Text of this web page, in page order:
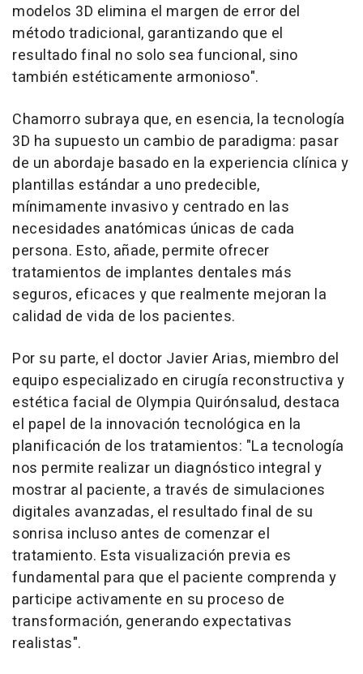
modelos 3D elimina el margen de error del
método tradicional, garantizando que el
resultado final no solo sea funcional, sino
también estéticamente armonioso".
Chamorro subraya que, en esencia, la tecnología
3D ha supuesto un cambio de paradigma: pasar
de un abordaje basado en la experiencia clínica y
plantillas estándar a uno predecible,
mínimamente invasivo y centrado en las
necesidades anatómicas únicas de cada
persona. Esto, añade, permite ofrecer
tratamientos de implantes dentales más
seguros, eficaces y que realmente mejoran la
calidad de vida de los pacientes.
Por su parte, el doctor Javier Arias, miembro del
equipo especializado en cirugía reconstructiva y
estética facial de Olympia Quirónsalud, destaca
el papel de la innovación tecnológica en la
planificación de los tratamientos: "La tecnología
nos permite realizar un diagnóstico integral y
mostrar al paciente, a través de simulaciones
digitales avanzadas, el resultado final de su
sonrisa incluso antes de comenzar el
tratamiento. Esta visualización previa es
fundamental para que el paciente comprenda y
participe activamente en su proceso de
transformación, generando expectativas
realistas".